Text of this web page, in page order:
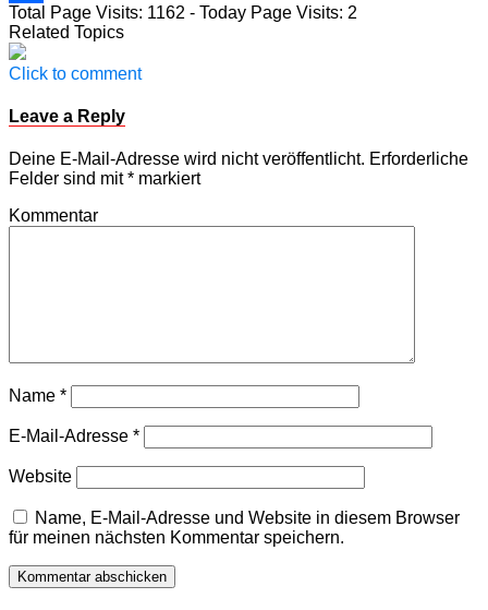
Teilen
Total Page Visits: 1162 - Today Page Visits: 2
Related Topics
Click to comment
Leave a Reply
Deine E-Mail-Adresse wird nicht veröffentlicht. Erforderliche
Felder sind mit* markiert
Kommentar
Name *
E-Mail-Adresse *
Website
Name, E-Mail-Adresse und Website in diesem Browser
für meinen nächsten Kommentar speichern.